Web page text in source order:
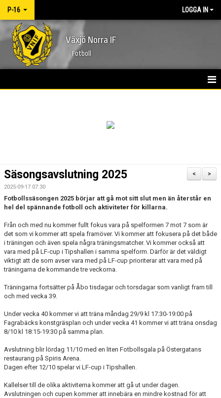
P-16 LOGGA IN
Växjö Norra IF
Fotboll
TRUPPEN
BILDGALLERI
DOKUMENT
KONTAKT
>
<
Säsongsavslutning 2025
2025-09-17 07:30
Fotbollssäsongen 2025 börjar att gå mot sitt slut men än återstår en
hel del spännande fotboll och aktiviteter för killarna.
Från och med nu kommer fullt fokus vara på spelformen 7 mot 7 som är
det som vi kommer att spela framöver. Vi kommer att fokusera på det både
i träningen och även spela några träningsmatcher. Vi kommer också att
vara med på LF-cup i Tipshallen i samma spelform. Därför är det väldigt
viktigt att de som avser vara med på LF-cup prioriterar att vara med på
träningarna de kommande tre veckorna.
Träningarna fortsätter på Åbo tisdagar och torsdagar som vanligt fram till
och med vecka 39.
Under vecka 40 kommer vi att träna måndag 29/9 kl 17:30-19:00 på
Fagrabäcks konstgräsplan och under vecka 41 kommer vi att träna onsdag
8/10 kl 18:15-19:30 på samma plan.
Avslutning blir lördag 11/10 med en liten Fotbollsgala på Östergatans
restaurang på Spiris Arena.
Dagen efter 12/10 spelar vi LF-cup i Tipshallen.
Kallelser till de olika aktiviterna kommer att gå ut under dagen.
Avslutningen och cupen kommer att innebära en mindre kostnad för att